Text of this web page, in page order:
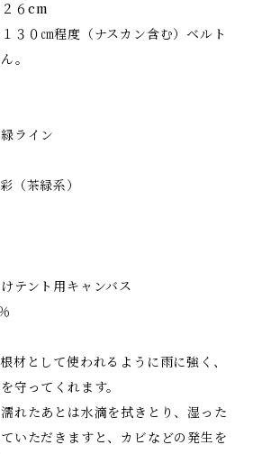
６cm
３０㎝程度（ナスカン含む）ベルト
。
ライン
（茶緑系）
テント用キャンバス
材として使われるように雨に強く、
守ってくれます。
れたあとは水滴を拭きとり、湿った
いただきますと、カビなどの発生を